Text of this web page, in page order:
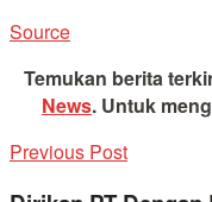
Source
Temukan berita
News. Untuk
Previous Post